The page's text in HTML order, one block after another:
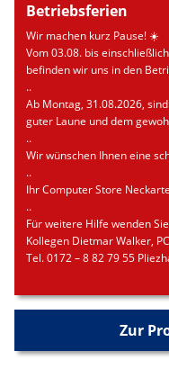
Betriebsferien
Wir machen kurz Pause! ☀️
Vom 03.08. bis
befinden wir uns in den
..
Ab Montag, 31.08.2026,
guter Laune und dem
..
Wir wünschen Ihnen eine
..
Ihr Computer Store
..
Für weitere Hilfe wenden
Kollegen Dietmar Walker,
Tel. 0172 – 8 82 79 55
Zur